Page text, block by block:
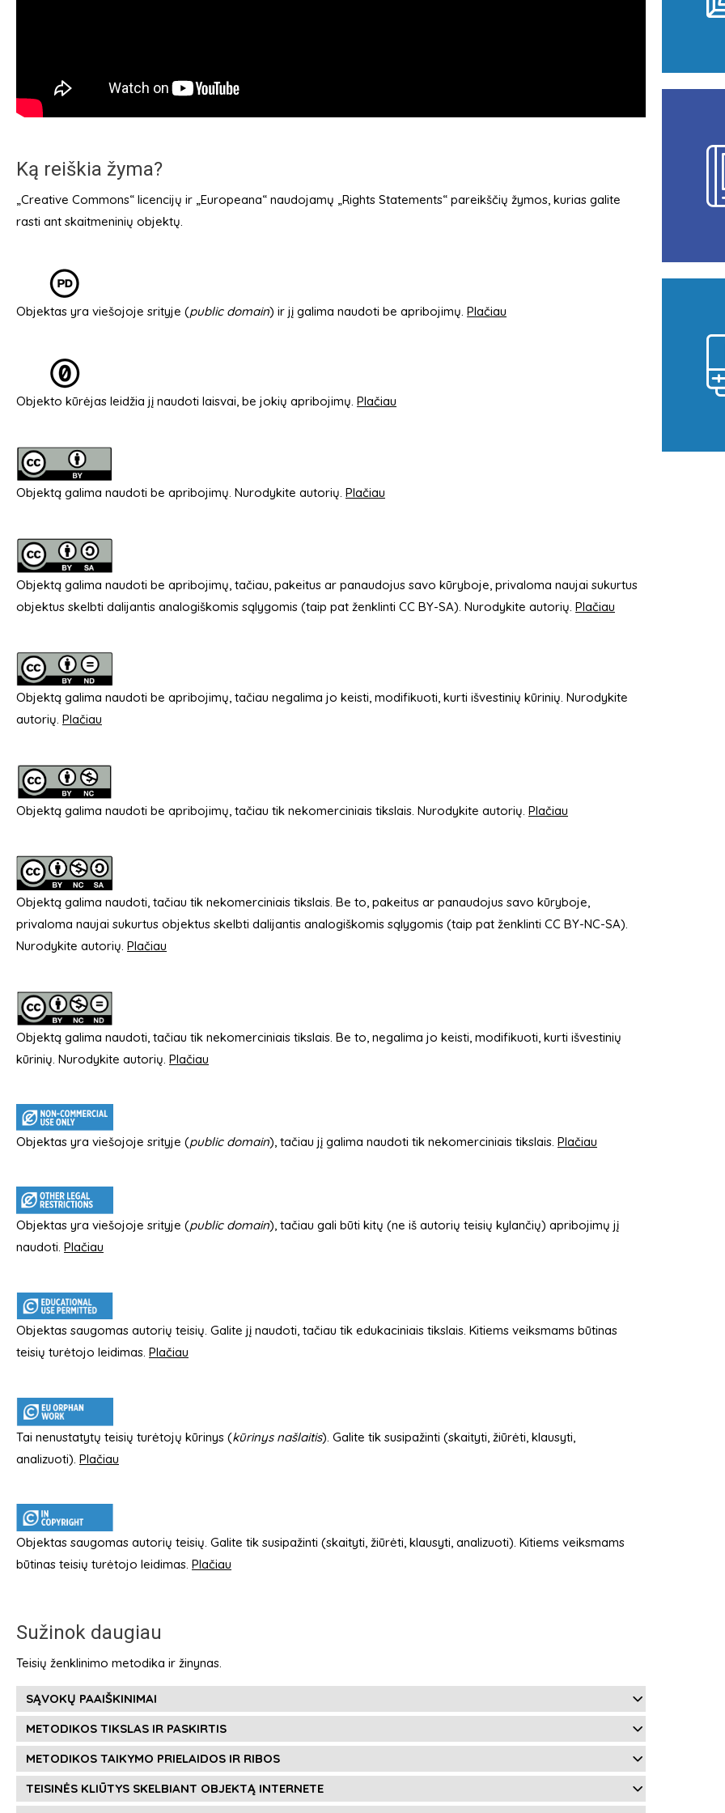
Ką reiškia žyma?
„Creative Commons“ licencijų ir „Europeana“ naudojamų „Rights Statements“ pareikščių žymos, kurias galite
rasti ant skaitmeninių objektų.
Objektas yra viešojoje srityje (public domain) ir jį galima naudoti be apribojimų. Plačiau
Objekto kūrėjas leidžia jį naudoti laisvai, be jokių apribojimų. Plačiau
Objektą galima naudoti be apribojimų. Nurodykite autorių. Plačiau
Objektą galima naudoti be apribojimų, tačiau, pakeitus ar panaudojus savo kūryboje, privaloma naujai sukurtus
objektus skelbti dalijantis analogiškomis sąlygomis (taip pat ženklinti CC BY-SA). Nurodykite autorių. Plačiau
Objektą galima naudoti be apribojimų, tačiau negalima jo keisti, modifikuoti, kurti išvestinių kūrinių. Nurodykite
autorių. Plačiau
Objektą galima naudoti be apribojimų, tačiau tik nekomerciniais tikslais. Nurodykite autorių. Plačiau
Objektą galima naudoti, tačiau tik nekomerciniais tikslais. Be to, pakeitus ar panaudojus savo kūryboje,
privaloma naujai sukurtus objektus skelbti dalijantis analogiškomis sąlygomis (taip pat ženklinti CC BY-NC-SA).
Nurodykite autorių. Plačiau
Objektą galima naudoti, tačiau tik nekomerciniais tikslais. Be to, negalima jo keisti, modifikuoti, kurti išvestinių
kūrinių. Nurodykite autorių. Plačiau
Objektas yra viešojoje srityje (public domain), tačiau jį galima naudoti tik nekomerciniais tikslais. Plačiau
Objektas yra viešojoje srityje (public domain), tačiau gali būti kitų (ne iš autorių teisių kylančių) apribojimų jį
naudoti. Plačiau
Objektas saugomas autorių teisių. Galite jį naudoti, tačiau tik edukaciniais tikslais. Kitiems veiksmams būtinas
teisių turėtojo leidimas. Plačiau
Tai nenustatytų teisių turėtojų kūrinys (kūrinys našlaitis). Galite tik susipažinti (skaityti, žiūrėti, klausyti,
analizuoti). Plačiau
Objektas saugomas autorių teisių. Galite tik susipažinti (skaityti, žiūrėti, klausyti, analizuoti). Kitiems veiksmams
būtinas teisių turėtojo leidimas. Plačiau
Sužinok daugiau
Teisių ženklinimo metodika ir žinynas.
SĄVOKŲ PAAIŠKINIMAI
METODIKOS TIKSLAS IR PASKIRTIS
METODIKOS TAIKYMO PRIELAIDOS IR RIBOS
TEISINĖS KLIŪTYS SKELBIANT OBJEKTĄ INTERNETE